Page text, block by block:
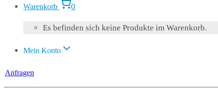
Warenkorb 0
Es befinden sich keine Produkte im Warenkorb.
Mein Konto
Anfragen